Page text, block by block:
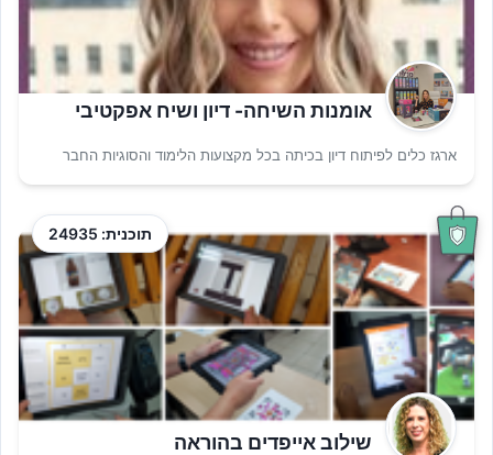
אומנות השיחה- דיון ושיח אפקטיבי
ארגז כלים לפיתוח דיון בכיתה בכל מקצועות הלימוד והסוגיות החבר
תוכנית: 24935
שילוב אייפדים בהוראה